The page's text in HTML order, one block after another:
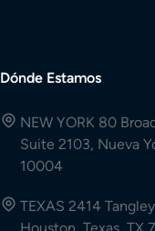
Dónde Estamos
NEW YORK 80
Suite 2103, Nueva
10004
TEXAS 2414